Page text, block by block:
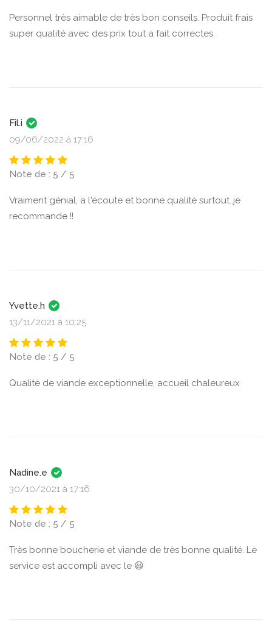
Personnel très aimable de très bon conseils. Produit frais
super qualité avec des prix tout a fait correctes.
Fil.i
09/06/2022 à 17:16
Note de : 5 / 5
Vraiment génial, a l'écoute et bonne qualité surtout..je
recommande !!
Yvette.h
13/11/2021 à 10:25
Note de : 5 / 5
Qualité de viande exceptionnelle, accueil chaleureux
Nadine.e
30/10/2021 à 17:16
Note de : 5 / 5
Très bonne boucherie et viande de très bonne qualité. Le
service est accompli avec le 😃